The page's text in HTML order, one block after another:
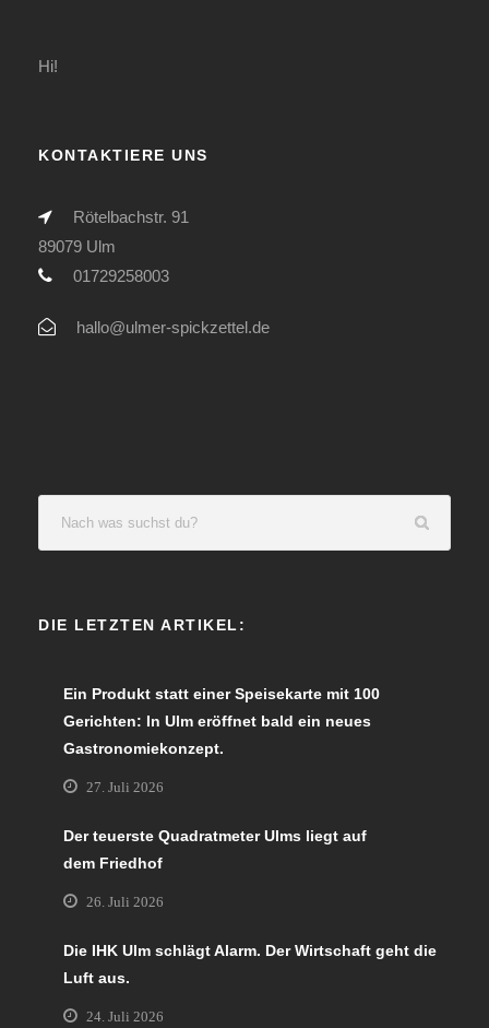
Hi!
KONTAKTIERE UNS
Rötelbachstr. 91
89079 Ulm
01729258003
hallo@ulmer-spickzettel.de
DIE LETZTEN ARTIKEL:
Ein Produkt statt einer Speisekarte mit 100
Gerichten: In Ulm eröffnet bald ein neues
Gastronomiekonzept.
27. Juli 2026
Der teuerste Quadratmeter Ulms liegt auf
dem Friedhof
26. Juli 2026
Die IHK Ulm schlägt Alarm. Der Wirtschaft geht die
Luft aus.
24. Juli 2026